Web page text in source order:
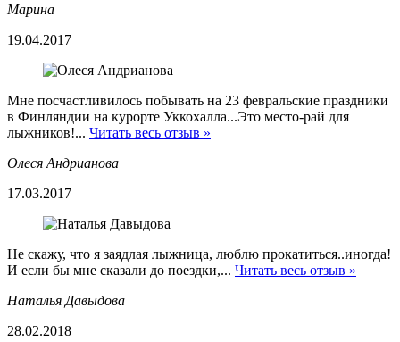
Марина
19.04.2017
Мне посчастливилось побывать на 23 февральские праздники
в Финляндии на курорте Уккохалла...Это место-рай для
лыжников!... Читать весь отзыв »
Олеся Андрианова
17.03.2017
Не скажу, что я заядлая лыжница, люблю прокатиться..иногда!
И если бы мне сказали до поездки,... Читать весь отзыв »
Наталья Давыдова
28.02.2018